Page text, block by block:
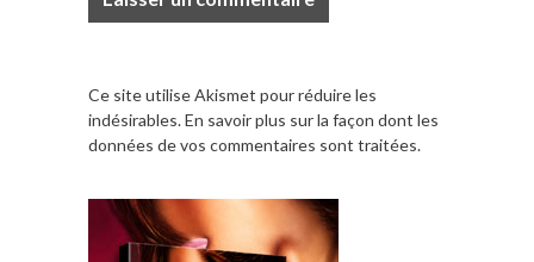
Ce site utilise Akismet pour réduire les
indésirables.En savoir plus sur la façon dont les
données de vos commentaires sont traitées.